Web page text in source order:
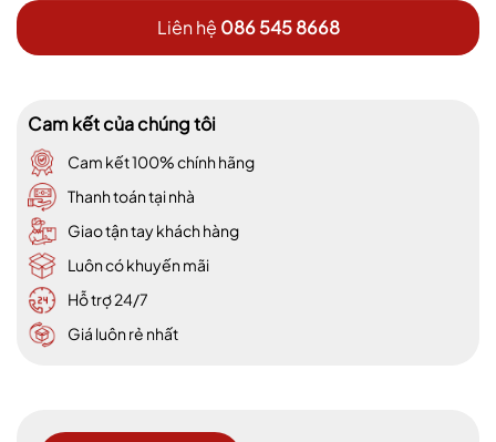
Liên hệ 086 545 8668
Cam kết của chúng tôi
Cam kết 100% chính hãng
Thanh toán tại nhà
Giao tận tay khách hàng
Luôn có khuyến mãi
Hỗ trợ 24/7
Giá luôn rẻ nhất